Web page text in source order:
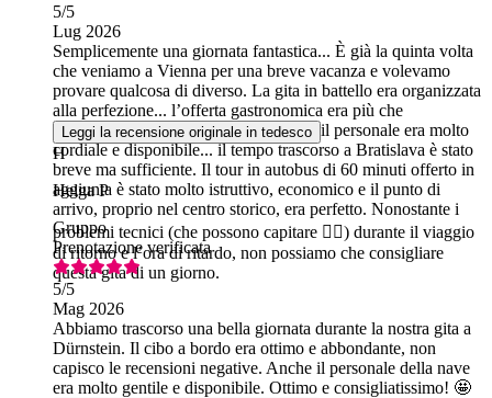
5/5
Lug 2026
Semplicemente una giornata fantastica... È già la quinta volta
che veniamo a Vienna per una breve vacanza e volevamo
provare qualcosa di diverso. La gita in battello era organizzata
alla perfezione... l’offerta gastronomica era più che
soddisfacente, tradizionale e gustosa... il personale era molto
cordiale e disponibile... il tempo trascorso a Bratislava è stato
breve ma sufficiente. Il tour in autobus di 60 minuti offerto in
aggiunta è stato molto istruttivo, economico e il punto di
arrivo, proprio nel centro storico, era perfetto. Nonostante i
problemi tecnici (che possono capitare 🤷‍♀️) durante il viaggio
di ritorno e l’ora di ritardo, non possiamo che consigliare
questa gita di un giorno.
Leggi la recensione originale in tedesco
H
Helga P
Gruppo
Prenotazione verificata
5/5
Mag 2026
Abbiamo trascorso una bella giornata durante la nostra gita a
Dürnstein. Il cibo a bordo era ottimo e abbondante, non
capisco le recensioni negative. Anche il personale della nave
era molto gentile e disponibile. Ottimo e consigliatissimo! 🤩